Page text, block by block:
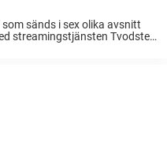
som sänds i sex olika avsnitt
streamingstjänsten Tvodster